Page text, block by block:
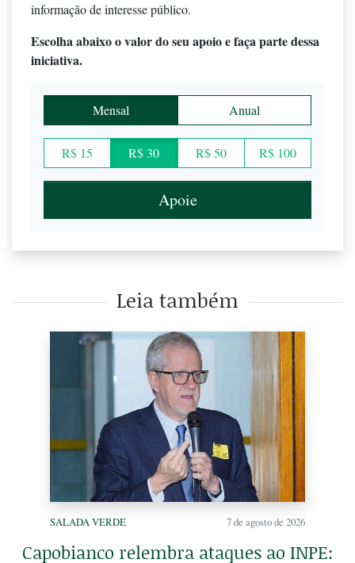
informação de interesse público.
Escolha abaixo o valor do seu apoio e faça parte dessa
iniciativa.
Mensal Anual
R$ 15 R$ 30 R$ 50 R$ 100
Apoie
Leia também
SALADA VERDE 7 de agosto de 2026
Capobianco relembra ataques ao INPE: